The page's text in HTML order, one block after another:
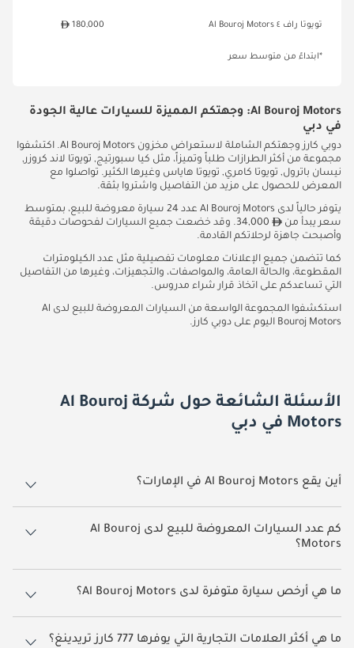
تويوتا راف ٤ Al Bouroj Motors 180,000
*ابتداءً من متوسط سعر
Al Bouroj Motors: وجهتكم المميزة للسيارات عالية الجودة
في دبي
دوبي كارز وجهتكم الشاملة لاستعراض مخزون Al Bouroj Motors. اكتشفوا
مجموعة من أكثر الطرازات طلباً وتميزاً، مثل كيا سبورتيج, تويوتا لاند كروزر,
نيسان باترول, تويوتا كامري, تويوتا هاياس وغيرها الكثير. تواصلوا مع
المعرض للحصول على مزيد من التفاصيل واشتروا بثقة.
يتوفر حالياً لدى Al Bouroj Motors عدد 24 سيارة معروضة للبيع، بمتوسط
سعر يبدأ من
34,000. وقد خضعت جميع السيارات لفحوصات دقيقة
وأصبحت جاهزة لرحلاتكم القادمة.
كما تتضمن جميع الإعلانات معلومات تفصيلية مثل عدد الكيلومترات
المقطوعة، والحالة العامة، والمواصفات، والتجهيزات، وغيرها من التفاصيل
التي تساعدكم على اتخاذ قرار شراء مدروس.
استكشفوا المجموعة الواسعة من السيارات المعروضة للبيع لدى Al
Bouroj Motors اليوم على دوبي كارز.
الأسئلة الشائعة حول شركة Al Bouroj
Motors في دبي
أين يقع Al Bouroj Motors في الإمارات؟
يقع Al Bouroj Motors في دبي.
كم عدد السيارات المعروضة للبيع لدى Al Bouroj
Motors؟
يضم Al Bouroj Motors حالياً 24 سيارات معروضة للبيع على دوبي كارز.
ما هي أرخص سيارة متوفرة لدى Al Bouroj Motors؟
أرخص سيارة متوفرة حالياً لدى Al Bouroj Motors هي فولكس واجن طوارق
بسعر يقارب
ما هي أكثر العلامات التجارية التي يوفرها 777 كارز تريدينغ؟